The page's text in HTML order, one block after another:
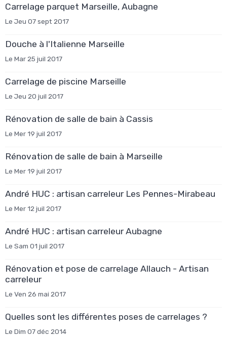
Carrelage parquet Marseille, Aubagne
Le Jeu 07 sept 2017
Douche à l'Italienne Marseille
Le Mar 25 juil 2017
Carrelage de piscine Marseille
Le Jeu 20 juil 2017
Rénovation de salle de bain à Cassis
Le Mer 19 juil 2017
Rénovation de salle de bain à Marseille
Le Mer 19 juil 2017
André HUC : artisan carreleur Les Pennes-Mirabeau
Le Mer 12 juil 2017
André HUC : artisan carreleur Aubagne
Le Sam 01 juil 2017
Rénovation et pose de carrelage Allauch - Artisan
carreleur
Le Ven 26 mai 2017
Quelles sont les différentes poses de carrelages ?
Le Dim 07 déc 2014